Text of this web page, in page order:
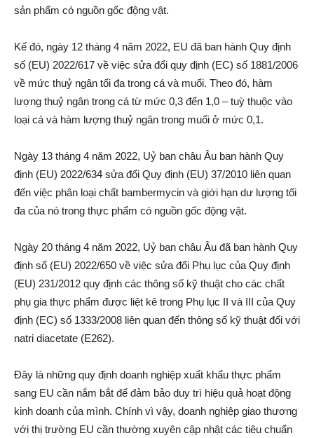
sản phẩm có nguồn gốc động vật.
Kế đó, ngày 12 tháng 4 năm 2022, EU đã ban hành Quy định
số (EU) 2022/617 về việc sửa đổi quy định (EC) số 1881/2006
về mức thuỷ ngân tối đa trong cá và muối. Theo đó, hàm
lượng thuỷ ngân trong cá từ mức 0,3 đến 1,0 – tuỳ thuộc vào
loại cá và hàm lượng thuỷ ngân trong muối ở mức 0,1.
Ngày 13 tháng 4 năm 2022, Uỷ ban châu Âu ban hành Quy
định (EU) 2022/634 sửa đổi Quy định (EU) 37/2010 liên quan
đến việc phân loại chất bambermycin và giới hạn dư lượng tối
đa của nó trong thực phẩm có nguồn gốc động vật.
Ngày 20 tháng 4 năm 2022, Uỷ ban châu Âu đã ban hành Quy
định số (EU) 2022/650 về việc sửa đổi Phụ lục của Quy định
(EU) 231/2012 quy định các thông số kỹ thuật cho các chất
phụ gia thực phẩm được liệt kê trong Phụ lục II và III của Quy
định (EC) số 1333/2008 liên quan đến thông số kỹ thuật đối với
natri diacetate (E262).
Đây là những quy định doanh nghiệp xuất khẩu thực phẩm
sang EU cần nắm bắt để đảm bảo duy trì hiệu quả hoạt động
kinh doanh của mình. Chính vì vậy, doanh nghiệp giao thương
với thị trường EU cần thường xuyên cập nhật các tiêu chuẩn